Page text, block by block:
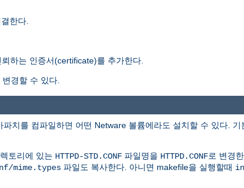
한다.
하는 인증서(certificate)를 추가한다.
경할 수 있다.
치를 컴파일하면 어떤 Netware 볼륨에라도 설치할 수 있다. 기
토리에 있는 HTTPD-STD.CONF 파일명을 HTTPD.CONF로 변경
mime.types 파일도 복사한다. 아니면 makefile을 실행할때